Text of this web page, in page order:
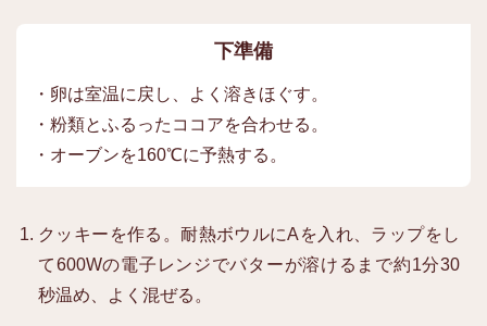
下準備
・卵は室温に戻し、よく溶きほぐす。
・粉類とふるったココアを合わせる。
・オーブンを160℃に予熱する。
クッキーを作る。耐熱ボウルにAを入れ、ラップをし
て600Wの電子レンジでバターが溶けるまで約1分30
秒温め、よく混ぜる。